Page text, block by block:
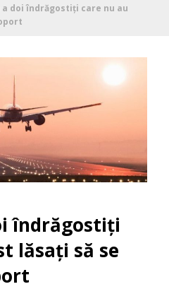
a doi îndrăgostiți care nu au
îndrăgostiți
lăsați să se